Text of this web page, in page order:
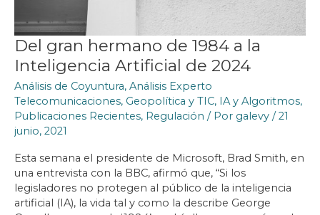
Del gran hermano de 1984 a la
Inteligencia Artificial de 2024
Análisis de Coyuntura, Análisis Experto
Telecomunicaciones, Geopolítica y TIC, IA y Algoritmos,
Publicaciones Recientes, Regulación / Por galevy /21
junio, 2021
Esta semana el presidente de Microsoft, Brad Smith, en
una entrevista con la BBC, afirmó que, “Si los
legisladores no protegen al público de la inteligencia
artificial (IA), la vida tal y como la describe George